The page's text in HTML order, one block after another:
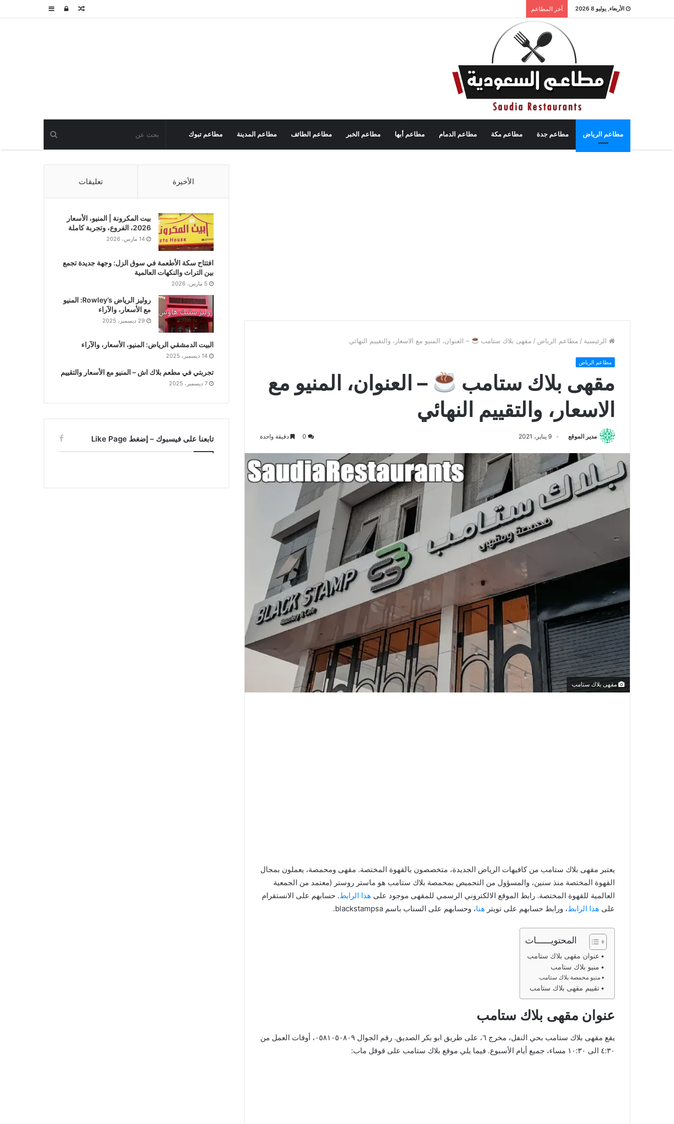
الأربعاء, يوليو 8 2026 آخر المطاعم عمودتسجيلمقال
مطاعم الرياض مطاعم جدة مطاعم مكة مطاعم الدمام مطاعم أبها مطاعم الخبر مطاعم الطائف مطاعم المدينة مطاعم تبوك
الرئيسية / مطاعم الرياض / مقهى بلاك ستامب – العنوان، المنيو مع الاسعار، والتقييم النهائي
مطاعم الرياض
مقهى بلاك ستامب
– العنوان، المنيو مع
الاسعار، والتقييم النهائي
مدير الموقع 9 يناير، 2021 دقيقة واحدة
مقهى بلاك ستامب
يعتبر مقهى بلاك ستامب من كافيهات الرياض الجديدة، متخصصون بالقهوة المختصة. مقهى ومحمصة، يعملون بمجال
القهوة المختصة منذ سنين، والمسؤول من التحميص بمحمصة بلاك ستامب هو ماستر روستر (معتمد من الجمعية
العالمية للقهوة المختصة. رابط الموقع الالكتروني الرسمي للمقهى موجود على هذا الرابط. حسابهم على الانستقرام
على هذا الرابط، ورابط حسابهم على تويتر هنا، وحسابهم على السناب باسم blackstampsa.
المحتويــــــات
عنوان مقهى بلاك ستامب
منيو بلاك ستامب
منيو محمصة بلاك ستامب
تقييم مقهى بلاك ستامب
عنوان مقهى بلاك ستامب
يقع مقهى بلاك ستامب بحي النفل، مخرج ٦، على طريق ابو بكر الصديق. رقم الجوال ٠٥٨١٠٥٠٨٠٩، أوقات العمل من
٤:٣٠ الى ١٠:٣٠ مساء، جميع أيام الأسبوع. فيما يلي موقع بلاك ستامب على قوقل ماب:
الأخيرة تعليقات
بيت المكرونة | المنيو، الأسعار
2026، الفروع، وتجربة كاملة
14 مارس، 2026
افتتاح سكة الأطعمة في سوق الزل: وجهة جديدة تجمع
بين التراث والنكهات العالمية
5 مارس، 2026
روليز الرياض Rowley’s: المنيو
مع الأسعار، والآراء
29 ديسمبر، 2025
البيت الدمشقي الرياض: المنيو، الأسعار، والآراء
14 ديسمبر، 2025
تجربتي في مطعم بلاك اش – المنيو مع الأسعار والتقييم
7 ديسمبر، 2025
تابعنا على فيسبوك – إضغط Like Page